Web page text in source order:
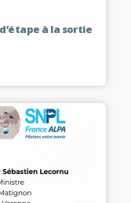
d’étape à la sortie